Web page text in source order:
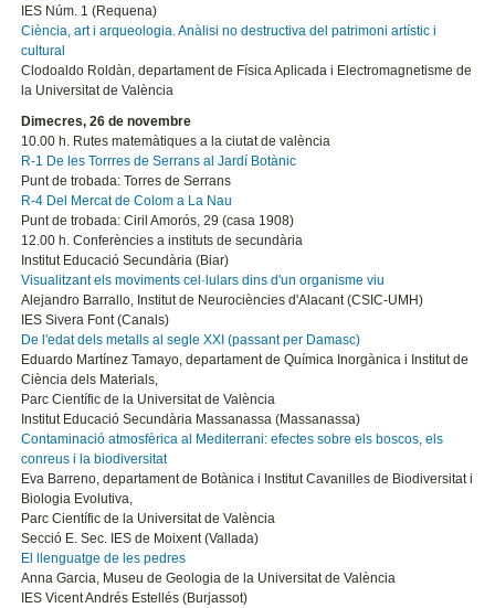
IES Núm. 1 (Requena)
Ciència, art i arqueologia. Anàlisi no destructiva del patrimoni artístic i
cultural
Clodoaldo Roldàn, departament de Física Aplicada i Electromagnetisme de
la Universitat de València
Dimecres, 26 de novembre
10.00 h. Rutes matemàtiques a la ciutat de valència
R-1 De les Torrres de Serrans al Jardí Botànic
Punt de trobada: Torres de Serrans
R-4 Del Mercat de Colom a La Nau
Punt de trobada: Ciril Amorós, 29 (casa 1908)
12.00 h. Conferències a instituts de secundària
Institut Educació Secundària (Biar)
Visualitzant els moviments cel·lulars dins d'un organisme viu
Alejandro Barrallo, Institut de Neurociències d'Alacant (CSIC-UMH)
IES Sivera Font (Canals)
De l'edat dels metalls al segle XXI (passant per Damasc)
Eduardo Martínez Tamayo, departament de Química Inorgànica i Institut de
Ciència dels Materials,
Parc Científic de la Universitat de València
Institut Educació Secundària Massanassa (Massanassa)
Contaminació atmosfèrica al Mediterrani: efectes sobre els boscos, els
conreus i la biodiversitat
Eva Barreno, departament de Botànica i Institut Cavanilles de Biodiversitat i
Biologia Evolutiva,
Parc Científic de la Universitat de València
Secció E. Sec. IES de Moixent (Vallada)
El llenguatge de les pedres
Anna Garcia, Museu de Geologia de la Universitat de València
IES Vicent Andrés Estellés (Burjassot)